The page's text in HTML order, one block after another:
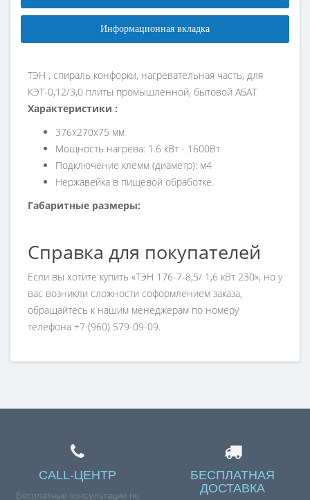
Информационная вкладка
ТЭН , спираль конфорки, нагревательная часть, для
КЭТ-0,12/3,0 плиты промышленной, бытовой АБАТ
Характеристики :
376х270х75 мм
Мощность нагрева: 1.6 кВт - 1600Вт
Подключение клемм (диаметр): м4
Нержавейка в пищевой обработке.
Габаритные размеры:
Справка для покупателей
Если вы хотите купить «ТЭН 176-7-8,5/ 1,6 кВт 230», но у
вас возникли сложности соформлением заказа,
обращайтесь к нашим менеджерам по номеру
телефона +7 (960) 579-09-09.
CALL-ЦЕНТР
Бесплатные консультации по
БЕСПЛАТНАЯ
ДОСТАВКА